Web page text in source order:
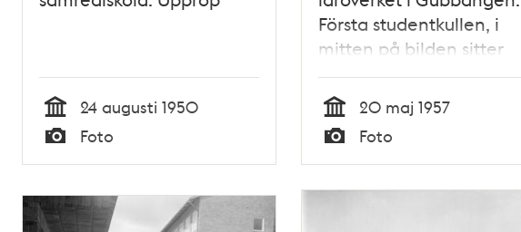
Tid
24 augusti 1950
Typ
Foto
Första studentkullen, i
mitten på bilden sitter
Sven Båkman, bredvid
honom två okända flickor
Tid
20 maj 1957
Typ
Foto